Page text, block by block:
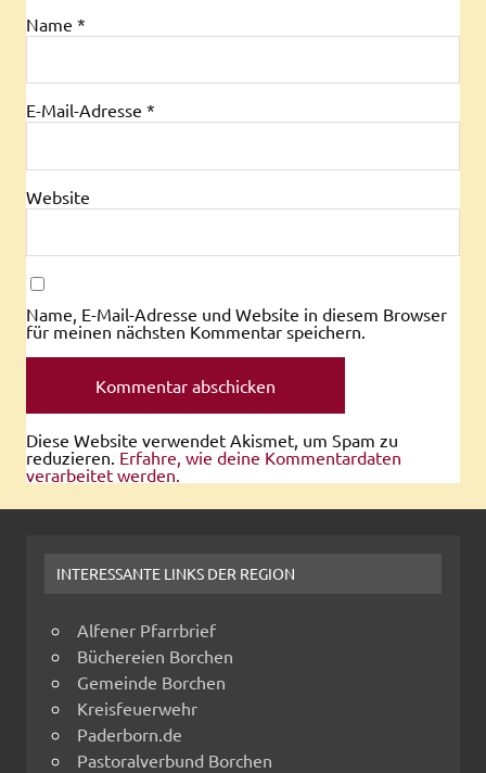
Name *
E-Mail-Adresse *
Website
Name, E-Mail-Adresse und Website in diesem Browser
für meinen nächsten Kommentar speichern.
Diese Website verwendet Akismet, um Spam zu
reduzieren. Erfahre, wie deine Kommentardaten
verarbeitet werden.
INTERESSANTE LINKS DER REGION
Alfener Pfarrbrief
Büchereien Borchen
Gemeinde Borchen
Kreisfeuerwehr
Paderborn.de
Pastoralverbund Borchen